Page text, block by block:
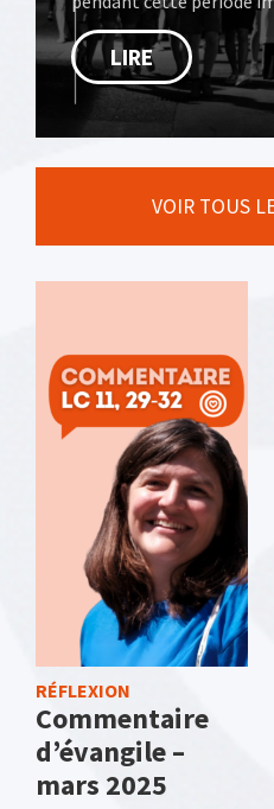
LIRE
VOIR TOUS
RÉFLEXION
Commentaire
d’évangile –
mars 2025